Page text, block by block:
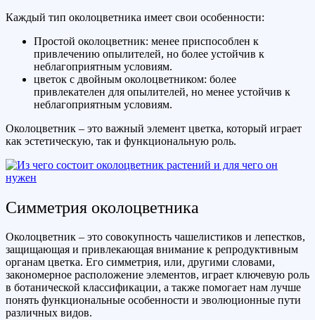
Каждый тип околоцветника имеет свои особенности:
Простой околоцветник: менее приспособлен к
привлечению опылителей, но более устойчив к
неблагоприятным условиям.
цветок с двойным околоцветником: более
привлекателен для опылителей, но менее устойчив к
неблагоприятным условиям.
Околоцветник – это важный элемент цветка, который играет
как эстетическую, так и функциональную роль.
Симметрия околоцветника
Околоцветник – это совокупность чашелистиков и лепестков,
защищающая и привлекающая внимание к репродуктивным
органам цветка. Его симметрия, или, другими словами,
закономерное расположение элементов, играет ключевую роль
в ботанической классификации, а также помогает нам лучше
понять функциональные особенности и эволюционные пути
различных видов.